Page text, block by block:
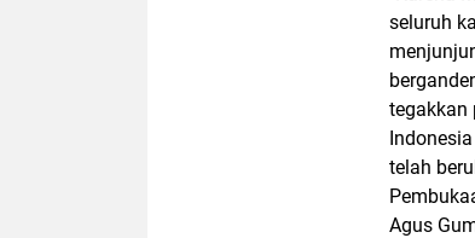
seluruh
tegakkan
telah
Agus